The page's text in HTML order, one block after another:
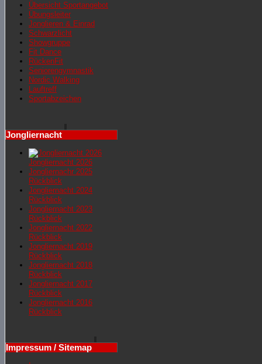
Übersicht Sportangebot
Übungsleiter
Jonglieren & Einrad
Schwarzlicht
Showgruppe
Fit Dance
RückenFit
Seniorengymnastik
Nordic Walking
Lauftreff
Sportabzeichen
Jongliernacht
Jongliernacht 2026
Jongliernachr 2025
Rückblick
Jongliernacht 2024
Rückblick
Jongliernacht 2023
Rückblick
Jongliernacht 2022
Rückblick
Jongliernacht 2019
Rückblick
Jongliernacht 2018
Rückblick
Jongliernacht 2017
Rückblick
Jongliernacht 2016
Rückblick
Impressum / Sitemap